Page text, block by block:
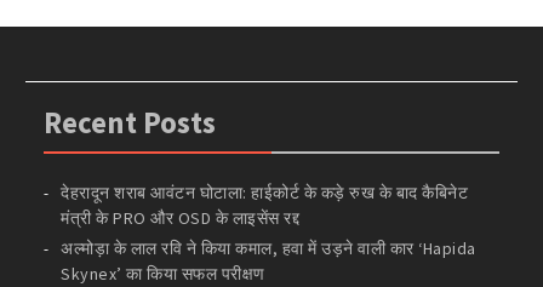
Recent Posts
देहरादून शराब आवंटन घोटाला: हाईकोर्ट के कड़े रुख के बाद कैबिनेट
मंत्री के PRO और OSD के लाइसेंस रद्द
अल्मोड़ा के लाल रवि ने किया कमाल, हवा में उड़ने वाली कार ‘Hapida
Skynex’ का किया सफल परीक्षण